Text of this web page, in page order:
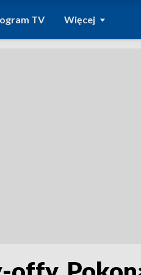
TV Więcej